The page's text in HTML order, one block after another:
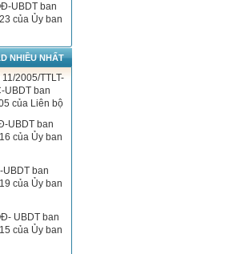
UBDT ban
của Ủy ban
NHIỀU NHẤT
2005/TTLT-
UBDT ban
của Liên bộ
UBDT ban
của Ủy ban
UBDT ban
của Ủy ban
UBDT ban
của Ủy ban